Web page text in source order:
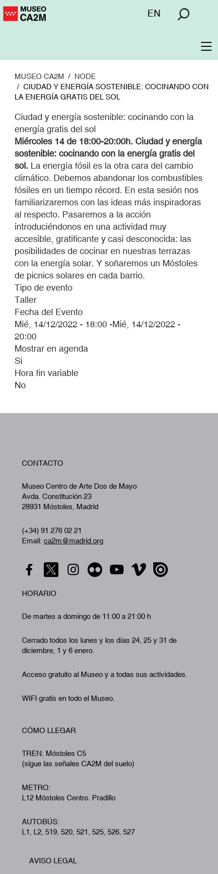
Pasar
Menú
EN
MUSEO CA2M
NODE
CIUDAD Y ENERGÍA SOSTENIBLE: COCINANDO CON
LA ENERGÍA GRATIS DEL SOL
Ciudad y energía sostenible: cocinando con la
energía gratis del sol
Miércoles 14 de 18:00-20:00h. Ciudad y energía
sostenible: cocinando con la energía gratis del
sol. La energía fósil es la otra cara del cambio
climático. Debemos abandonar los combustibles
fósiles en un tiempo récord. En esta sesión nos
familiarizaremos con las ideas más inspiradoras
al respecto. Pasaremos a la acción
introduciéndonos en una actividad muy
accesible, gratificante y casi desconocida: las
posibilidades de cocinar en nuestras terrazas
con la energía solar. Y soñaremos un Móstoles
de picnics solares en cada barrio.
Tipo de evento
Taller
Fecha del Evento
Mié, 14/12/2022 - 18:00 -Mié, 14/12/2022 -
20:00
Mostrar en agenda
Si
Hora fin variable
No
CONTACTO
Museo Centro de Arte Dos de Mayo
Avda. Constitución 23
28931 Móstoles, Madrid
(+34) 91 276 02 21
Email: ca2m@madrid.org
HORARIO
De martes a domingo de 11:00 a 21:00 h
Cerrado todos los lunes y los días 24, 25 y 31 de
diciembre, 1 y 6 enero.
Acceso gratuito al Museo y a todas sus actividades.
WIFI gratis en todo el Museo.
CÓMO LLEGAR
TREN: Móstoles C5
(sigue las señales CA2M del suelo)
METRO:
L12 Móstoles Centro. Pradillo
AUTOBÚS:
L1, L2, 519, 520, 521, 525, 526, 527
Footer
AVISO LEGAL